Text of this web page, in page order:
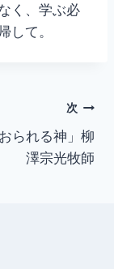
く、学ぶ必
て。
次
おられる神」柳
澤宗光牧師